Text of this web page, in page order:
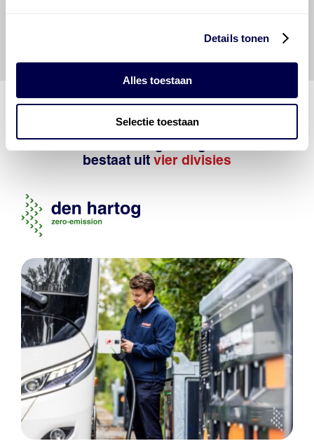
Details tonen
Alles toestaan
Selectie toestaan
onjuist gebruik van de gepubliceerde gegevens.
Den Hartog Energies
bestaat uit vier divisies